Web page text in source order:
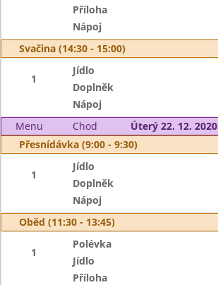
Příloha
Nápoj
Svačina (14:30 - 15:00)
1
Jídlo
Doplněk
Nápoj
Menu
Chod
Úterý 22. 12. 2020
Přesnídávka (9:00 - 9:30)
1
Jídlo
Doplněk
Nápoj
Oběd (11:30 - 13:45)
1
Polévka
Jídlo
Příloha